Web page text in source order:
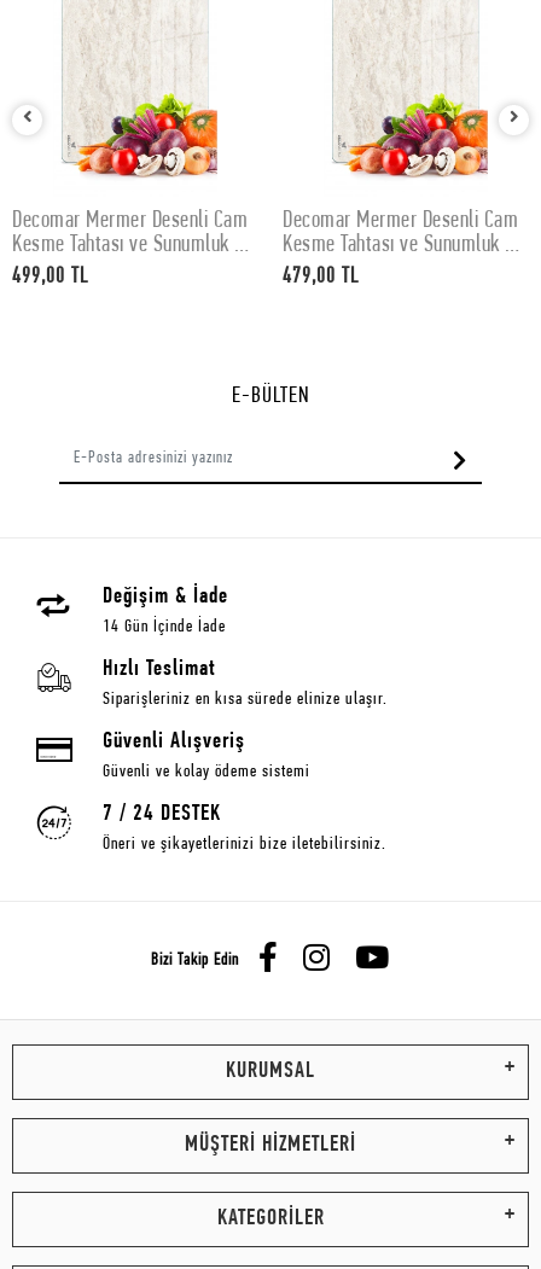
SEPETE EKLE
Decomar Mermer Desenli Cam
Kesme Tahtası ve Sunumluk 30
x 40 cm
499,00 TL
SEPETE EKLE
Decomar Mermer Desenli Cam
Kesme Tahtası ve Sunumluk 25
x 35 cm
479,00 TL
E-BÜLTEN
Değişim & İade
14 Gün İçinde İade
Hızlı Teslimat
Siparişleriniz en kısa sürede elinize ulaşır.
Güvenli Alışveriş
Güvenli ve kolay ödeme sistemi
7 / 24 DESTEK
Öneri ve şikayetlerinizi bize iletebilirsiniz.
Bizi Takip Edin
KURUMSAL
MÜŞTERİ HİZMETLERİ
KATEGORİLER